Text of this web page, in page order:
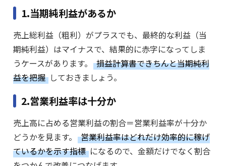
1.当期純利益があるか
売上総利益（粗利）がプラスでも、最終的な利益（当
期純利益）はマイナスで、結果的に赤字になってしま
うケースがあります。
損益計算書できちんと当期純利
益を把握 しておきましょう。
2.営業利益率は十分か
売上高に占める営業利益の割合＝営業利益率が十分か
どうかを見ます。
営業利益率はどれだけ効率的に稼げ
ているかを示す指標 になるので、金額だけでなく割合